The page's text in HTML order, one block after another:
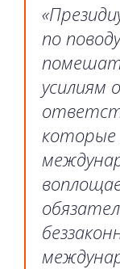
по
усилиям